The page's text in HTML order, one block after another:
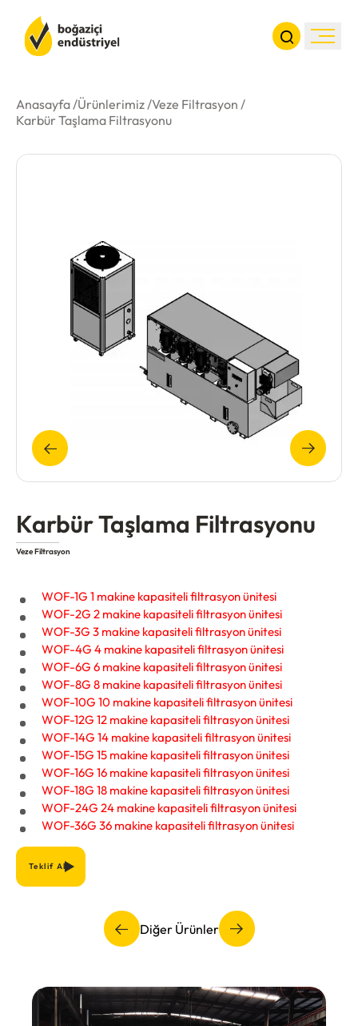
Kurumsal
Anasayfa /Ürünlerimiz /Veze Filtrasyon /
Karbür Taşlama Filtrasyonu
Karbür Taşlama Filtrasyonu
Veze Filtrasyon
WOF-1G 1 makine kapasiteli filtrasyon ünitesi
WOF-2G 2 makine kapasiteli filtrasyon ünitesi
WOF-3G 3 makine kapasiteli filtrasyon ünitesi
WOF-4G 4 makine kapasiteli filtrasyon ünitesi
WOF-6G 6 makine kapasiteli filtrasyon ünitesi
WOF-8G 8 makine kapasiteli filtrasyon ünitesi
WOF-10G 10 makine kapasiteli filtrasyon ünitesi
WOF-12G 12 makine kapasiteli filtrasyon ünitesi
WOF-14G 14 makine kapasiteli filtrasyon ünitesi
WOF-15G 15 makine kapasiteli filtrasyon ünitesi
WOF-16G 16 makine kapasiteli filtrasyon ünitesi
WOF-18G 18 makine kapasiteli filtrasyon ünitesi
WOF-24G 24 makine kapasiteli filtrasyon ünitesi
WOF-36G 36 makine kapasiteli filtrasyon ünitesi
Teklif Al
Diğer Ürünler